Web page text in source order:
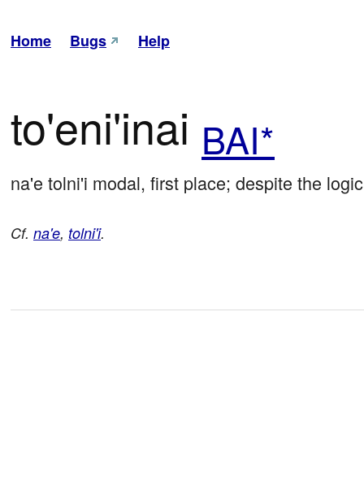
Home Bugs Help
to'eni'inai BAI*
na'e tolni'i modal, first place; despite the
Cf. na'e, tolni'i.